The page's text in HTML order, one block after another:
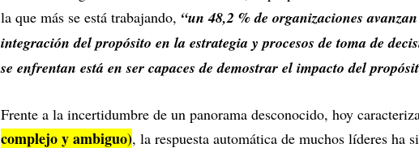
la que más se está trabajando, “un 48,2 % de organizaciones
integración del propósito en la estrategia y procesos de toma de
se enfrentan está en ser capaces de demostrar el impacto del
Frente a la incertidumbre de un panorama desconocido, hoy
complejo y ambiguo), la respuesta automática de muchos líderes ha